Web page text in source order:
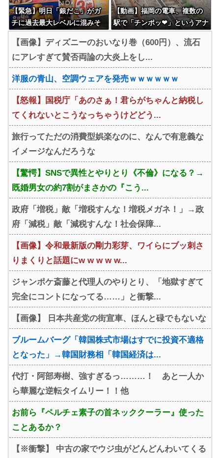
【緊急】明日「銀だこ」がガ
チに過去最大レベルに混みそ
wwwwwwwwww
【動画】福岡の電車、複数の
駅で「チンポッ❤」というアナ
www
【画像】ディズニーのおいなり巻（600円）、流石
にアレすぎて賛否両論の大炎上をし...
洋服の青山、空調ウェアを発売ｗｗｗｗｗｗ
【怒報】国税庁「あのさぁ！君らがちゃんと納税し
てくれないとこうなっちゃうけどどう...
旅行ってただの消費型娯楽なのに、なんで有意義な
イメージなんだろうな
【驚愕】SNSで異性とやりとり《不倫》になる？→
既婚男女の約7割がまさかの『こう...
政府「増税」敵「増税すんな！増税メガネ！」→政
府「減税」敵「減税すんな！社会保障...
【画像】令和最新版の剛力彩芽、ワイらにブッ刺さ
りまくりと話題にw w w w w...
ジャンポケ斎藤と代理人のやりとり、「地獄すぎて
完全にコントになってる……」と衝撃...
【画像】 日本共産党の街宣車、ほんと碌でもないな
ブルームバーグ「韓国株式市場はすでに投資不適格
となった」→韓国財務相「韓国経済は...
代打・阿部寿樹、強すぎるっ………！ あと一人か
ら華麗な逆転タイムリー！！他
お前ら『ペルチェ素子の首ネッククーラー』使った
ことあるか？
【※衝撃】 中古の家でウジ虫がどんどんわいてくる